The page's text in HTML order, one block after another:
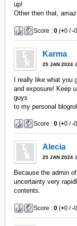
up!
Other then that,
Score :0 (+0 /-
Karma
25 JAN 2024
I really like what
and exposure! Keep
guys
to my personal blogroll.
Score :0 (+0 /-
Alecia
25 JAN 2024
Because the admin
uncertainty very
contents.
Score :0 (+0 /-